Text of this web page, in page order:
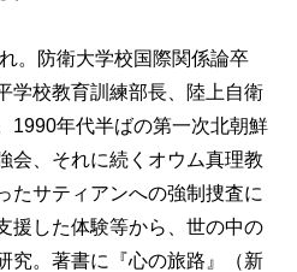
。防衛大学校国際関係論卒
学校教育訓練部長、陸上自衛
1990年代半ばの第一次北朝鮮
会、それに続くオウム真理教
たサティアンへの強制捜査に
援した体験等から、世の中の
究。著書に『心の旅路』（新